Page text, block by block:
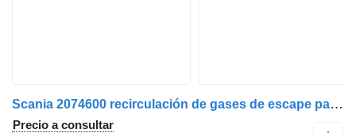
Scania 2074600 recirculación de gases de escape para Scania cabeza tractora
Precio a consultar